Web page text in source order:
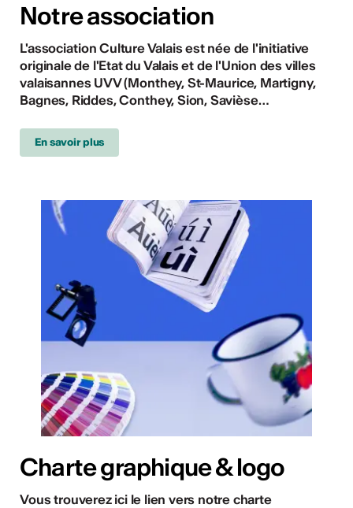
Notre association
L'association Culture Valais est née de l'initiative
originale de l'Etat du Valais et de l'Union des villes
valaisannes UVV (Monthey, St-Maurice, Martigny,
Bagnes, Riddes, Conthey, Sion, Savièse…
En savoir plus
Charte graphique & logo
Vous trouverez ici le lien vers notre charte